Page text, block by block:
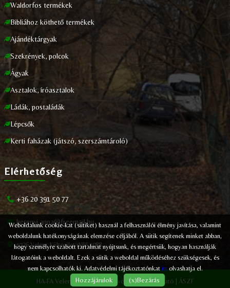
Waldorfos termékek
Bibliához köthető termékek
Ajándéktárgyak
Szekrények, polcok
Ágyak
Asztalok, íróasztalok
Ládák, postaládák
Lépcsők
Kerti faházak (játszó, szerszámtároló)
Elérhetőség
+36 20 391 50 77
herenyi.anna@freemail.hu
9726 Velem, Külterület dűlő 1088.
HA-FA Velem - 2024 © |Adatvédelmi tájékoztató | ÁSZF
Weboldalunk cookie-kat (sütiket) használ a felhasználói élmény javítása, valamint
weboldalunk hatékonyságának elemzése céljából. A sütik segítenek minket abban,
hogy személyre szabott tartalmat nyújtsunk, és megértsük, hogyan használják
látogatóink a weboldalt. Ezek a sütik a weboldal működéséhez szükségesek, és
nem kapcsolhatók ki. Adatvédelmi tájékoztatónkat ittolvashatja el.
Hozzájárulok
(x)Bezárás